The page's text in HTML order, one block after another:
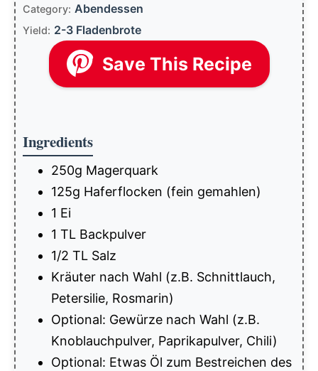
Category: Abendessen
Yield: 2-3 Fladenbrote
Save This Recipe
Ingredients
250g Magerquark
125g Haferflocken (fein gemahlen)
1 Ei
1 TL Backpulver
1/2 TL Salz
Kräuter nach Wahl (z.B. Schnittlauch,
Petersilie, Rosmarin)
Optional: Gewürze nach Wahl (z.B.
Knoblauchpulver, Paprikapulver, Chili)
Optional: Etwas Öl zum Bestreichen des